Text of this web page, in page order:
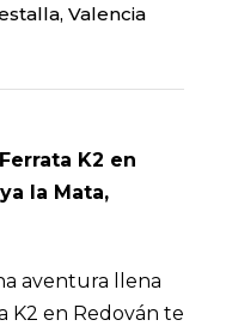
Valencia
K2 en
la Mata,
aventura llena
K2 en Redován te